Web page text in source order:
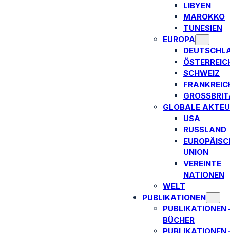
LIBYEN
MAROKKO
TUNESIEN
EUROPA
SCHWEIZ
GLOBALE
USA
RUSSLAND
UNION
VEREINTE
NATIONEN
WELT
PUBLIKATIONEN
PUBLIKATIONEN
BÜCHER